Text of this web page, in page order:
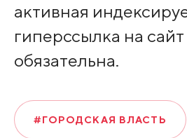
активная
гиперссылка на сайт
обязательна.
#ГОРОДСКАЯ ВЛАСТЬ